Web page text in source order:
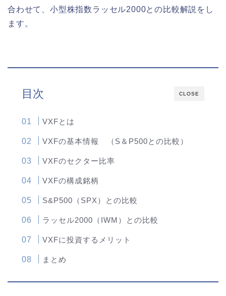
合わせて、小型株指数ラッセル2000との比較解説をし
ます。
CLOSE
目次
VXFとは
VXFの基本情報 （S＆P500との比較）
VXFのセクター比率
VXFの構成銘柄
S&P500（SPX）との比較
ラッセル2000（IWM）との比較
VXFに投資するメリット
まとめ